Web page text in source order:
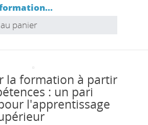
panier
la formation à partir
: un pari
l'apprentissage